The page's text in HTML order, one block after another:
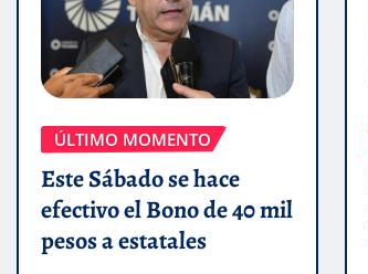
ÚLTIMO MOMENTO
Este Sábado se hace
efectivo el Bono de 40 mil
pesos a estatales